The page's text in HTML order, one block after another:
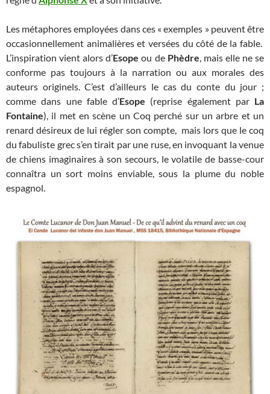
Les métaphores employées dans ces « exemples » peuvent être
occasionnellement animalières et versées du côté de la fable.
L’inspiration vient alors d’Esope ou de Phèdre, mais elle ne se
conforme pas toujours à la narration ou aux morales des
auteurs originels. C’est d’ailleurs le cas du conte du jour ;
comme dans une fable d’Esope (reprise également par La
Fontaine), il met en scène un Coq perché sur un arbre et un
renard désireux de lui régler son compte, mais lors que le coq
du fabuliste grec s’en tirait par une ruse, en invoquant la venue
de chiens imaginaires à son secours, le volatile de basse-cour
connaîtra un sort moins enviable, sous la plume du noble
espagnol.